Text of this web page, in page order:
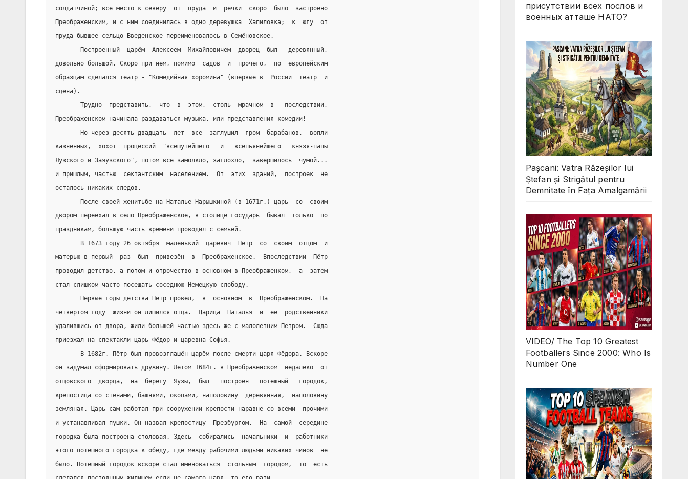
солдатчиной; всё место к северу  от  пруда  и  речки  скоро  было  застроено
Преображенским, и с ним соединилась в одно деревушка  Хапиловка;  к  югу  от
пруда бывшее сельцо Введенское переименовалось в Семёновское.
       Построенный  царём  Алексеем  Михайловичем  дворец  был   деревянный,
довольно большой. Скоро при нём, помимо  садов  и  прочего,  по  европейским
образцам сделался театр - "Комедийная хоромина" (впервые в  России  театр  и
сцена).
       Трудно  представить,  что  в  этом,  столь  мрачном  в   последствии,
Преображенском начинала раздаваться музыка, или представления комедии!
       Но через десять-двадцать  лет  всё  заглушил  гром  барабанов,  вопли
казнённых,  хохот  процессий  "всешутейшего   и   всепьянейшего   князя-папы
Яузского и Заяузского", потом всё замолкло, заглохло,  завершилось  чумой...
и пришлым, частью  сектантским  населением.  От  этих  зданий,  построек  не
осталось никаких следов.
       После своей женитьбе на Наталье Нарышкиной (в 1671г.) царь  со  своим
двором переехал в село Преображенское, в столице государь  бывал  только  по
праздникам, большую часть времени проводил с семьёй.
       В 1673 году 26 октября  маленький  царевич  Пётр  со  своим  отцом  и
матерью в первый  раз  был  привезён  в  Преображенское.  Впоследствии  Пётр
проводил детство, а потом и отрочество в основном в Преображенком,  а  затем
стал слишком часто посещать соседнюю Немецкую слободу.
       Первые годы детства Пётр провел,  в  основном  в  Преображенском.  На
четвёртом году  жизни он лишился отца.  Царица  Наталья  и  её  родственники
удалившись от двора, жили большей частью здесь же с малолетним Петром.  Сюда
приезжал на спектакли царь Фёдор и царевна Софья.
       В 1682г. Пётр был провозглашён царём после смерти царя Фёдора. Вскоре
он задумал сформировать дружину. Летом 1684г. в Преображенском  недалеко  от
отцовского  дворца,  на  берегу  Яузы,  был   построен   потешный   городок,
крепостица со стенами, башнями, окопами, наполовину  деревянная,  наполовину
земляная. Царь сам работал при сооружении крепости наравне со всеми  прочими
и устанавливал пушки. Он назвал крепостицу  Презбургом.  На  самой  середине
городка была построена столовая. Здесь  собирались  начальники  и  работники
этого потешного городка к обеду, где между рабочими людьми никаких чинов  не
было. Потешный городок вскоре стал именоваться  стольным  городом,  то  есть
присутствии всех послов и
военных атташе НАТО?
Pașcani: Vatra Răzeșilor lui
Ștefan și Strigătul pentru
Demnitate în Fața Amalgamării
VIDEO/ The Top 10 Greatest
Footballers Since 2000: Who Is
Number One